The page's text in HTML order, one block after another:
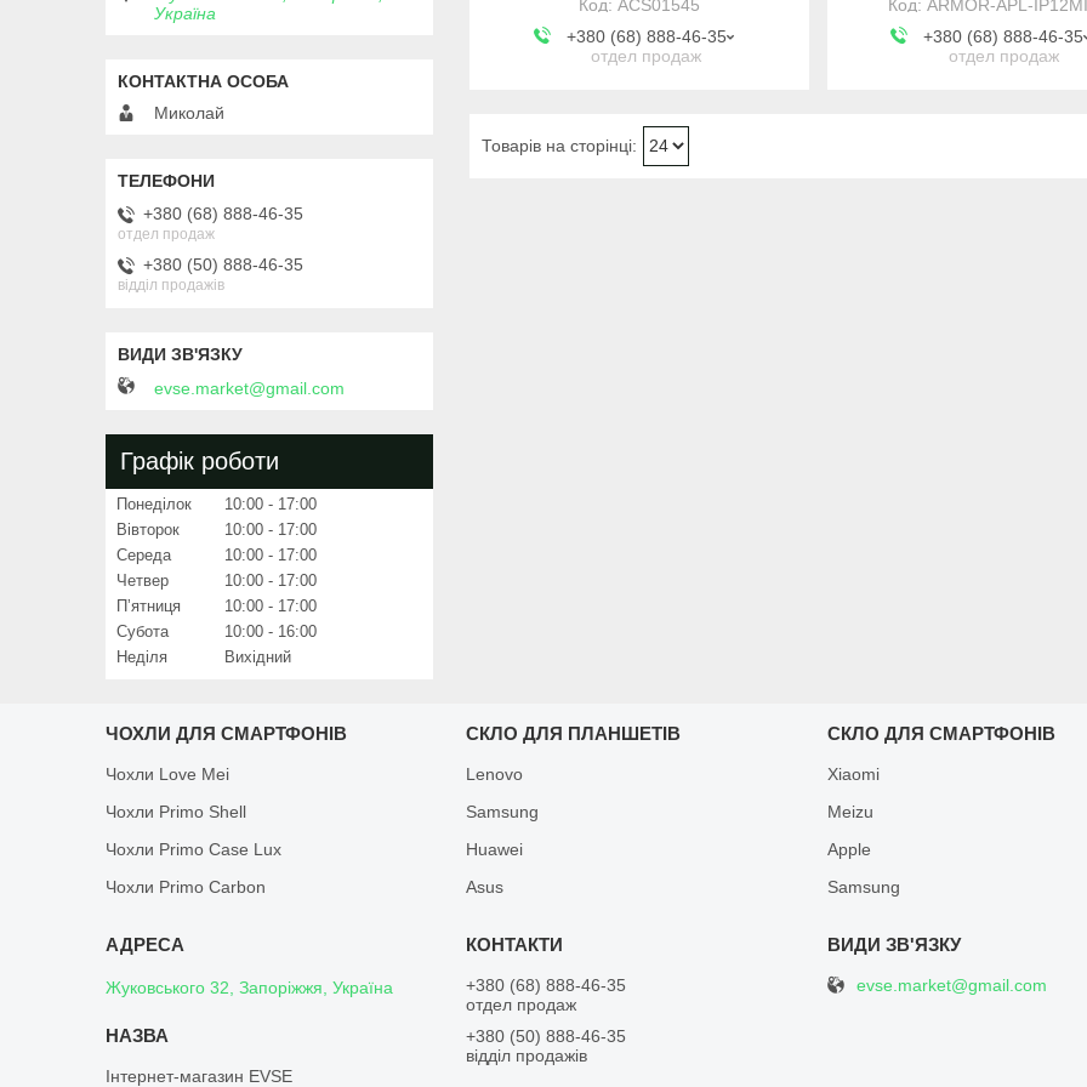
ACS01545
+380 (68) 888-46-35
отдел продаж
ARMOR-APL-
+380 (68) 888-46-35
отдел продаж
Україна
Миколай
+380 (68) 888-46-35
отдел продаж
+380 (50) 888-46-35
відділ продажів
evse.market@gmail.com
Графік роботи
Понеділок 10:00
17:00
Вівторок
10:00
17:00
Середа
10:00
17:00
Четвер
10:00
17:00
Пʼятниця
10:00
17:00
Субота
10:00
16:00
Неділя
Вихідний
ЧОХЛИ ДЛЯ СМАРТФОНІВ
Чохли Love Mei
Чохли Primo Shell
Чохли Primo Case Lux
Чохли Primo Carbon
СКЛО ДЛЯ ПЛАНШЕТІВ
Lenovo
Samsung
Huawei
Asus
СКЛО ДЛЯ СМАРТФОНІВ
Xiaomi
Meizu
Apple
Samsung
Жуковського 32, Запоріжжя, Україна
Інтернет-магазин EVSE
+380 (68) 888-46-35
отдел продаж
+380 (50) 888-46-35
відділ продажів
evse.market@gmail.com